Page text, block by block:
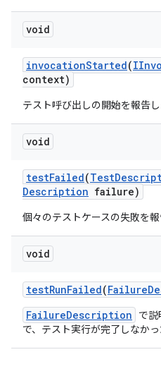
void
invocationStarted(
context)
テスト呼び出しの開始を報告し
void
testFailed(Test
Description failure)
個々のテストケースの失敗を報
void
testRunFailed(Failure
FailureDescription
で
で、テスト実行が完了しなかっ